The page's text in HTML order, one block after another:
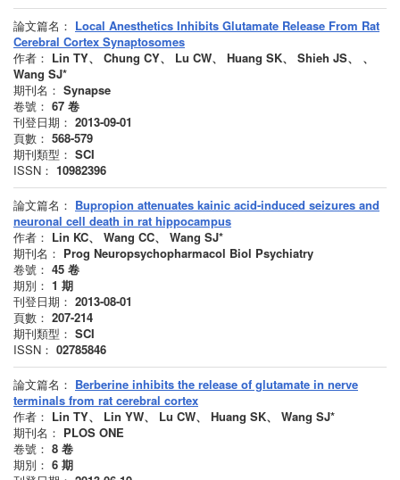
論文篇名： Local Anesthetics Inhibits Glutamate Release From Rat
Cerebral Cortex Synaptosomes
作者： Lin TY、 Chung CY、 Lu CW、 Huang SK、 Shieh JS、 、
Wang SJ*
期刊名： Synapse
卷號： 67 卷
刊登日期： 2013-09-01
頁數： 568-579
期刊類型： SCI
ISSN： 10982396
論文篇名： Bupropion attenuates kainic acid-induced seizures and
neuronal cell death in rat hippocampus
作者： Lin KC、 Wang CC、 Wang SJ*
期刊名： Prog Neuropsychopharmacol Biol Psychiatry
卷號： 45 卷
期別： 1 期
刊登日期： 2013-08-01
頁數： 207-214
期刊類型： SCI
ISSN： 02785846
論文篇名： Berberine inhibits the release of glutamate in nerve
terminals from rat cerebral cortex
作者： Lin TY、 Lin YW、 Lu CW、 Huang SK、 Wang SJ*
期刊名： PLOS ONE
卷號： 8 卷
期別： 6 期